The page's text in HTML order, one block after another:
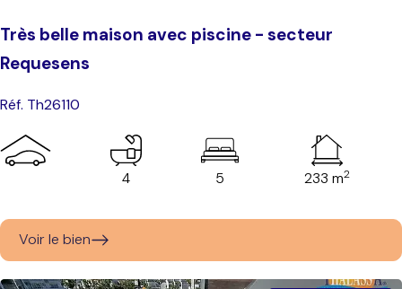
Très belle maison avec piscine - secteur
Requesens
Réf. Th26110
4 5 233 m2
Voir le bien